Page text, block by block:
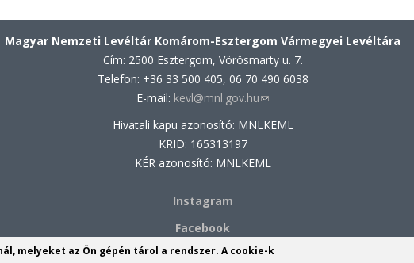
Magyar Nemzeti Levéltár Komárom-Esztergom Vármegyei Levéltára
Cím: 2500 Esztergom, Vörösmarty u. 7.
Telefon: +36 33 500 405, 06 70 490 6038
E-mail: kevl@mnl.gov.hu(link
Hivatali kapu azonosító: MNLKEML
KRID: 165313197
KÉR azonosító: MNLKEML
Instagram
Facebook
Komárom-Esztergom Vármegyei Levéltárának Komáromi Fióklevéltára
melyeket az Ön gépén tárol a rendszer. A cookie-k